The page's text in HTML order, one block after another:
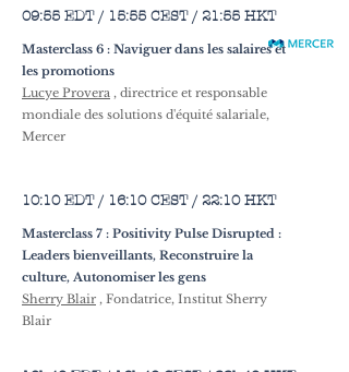
09:55 EDT / 15:55 CEST / 21:55 HKT
10:10 EDT / 16:10 CEST / 22:10 HKT
Masterclass 6 : Naviguer dans les salaires et
les promotions
Lucye Provera , directrice et responsable
mondiale des solutions d'équité salariale,
Mercer
Masterclass 7 : Positivity Pulse Disrupted :
Leaders bienveillants, Reconstruire la
culture, Autonomiser les gens
Sherry Blair , Fondatrice, Institut Sherry
Blair